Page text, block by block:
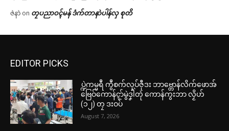
ဇဲနာဲ on တၠပညာဝၚ်မန် ဒံက်တာနာဲပါန်လှ စုတိ
EDITOR PICKS
ပ္ဍဲကမ္မရဳ ကွဳစက်လုပ်ဇီုဒး ဘာဗ္တောန်လိက်ဖောအ်
ဗြေဝ်ကောန်ၚာ်မွဲဒၞါဲတုဲ ကောန်ကွးဘာ လၟိဟ်
(၁၂) တၠ ဒးဝပ်
August 7, 2026